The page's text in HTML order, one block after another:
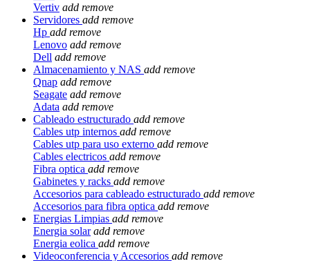
Vertiv add remove
Servidores add remove
Hp add remove
Lenovo add remove
Dell add remove
Almacenamiento y NAS add remove
Qnap add remove
Seagate add remove
Adata add remove
Cableado estructurado add remove
Cables utp internos add remove
Cables utp para uso externo add remove
Cables electricos add remove
Fibra optica add remove
Gabinetes y racks add remove
Accesorios para cableado estructurado add remove
Accesorios para fibra optica add remove
Energias Limpias add remove
Energia solar add remove
Energia eolica add remove
Videoconferencia y Accesorios add remove